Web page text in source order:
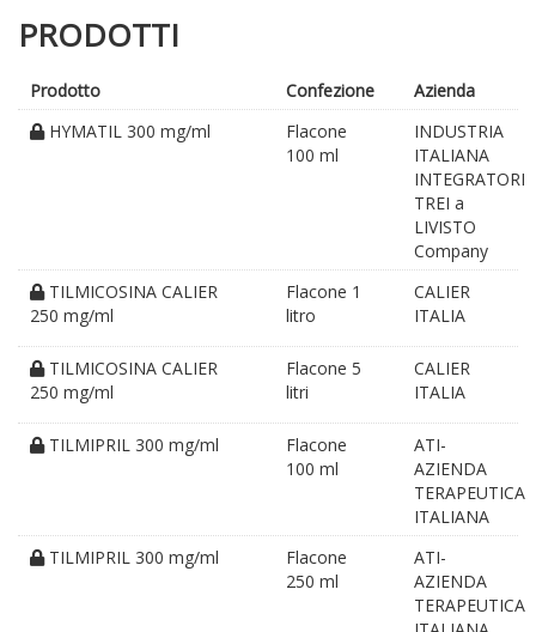
PRODOTTI
Prodotto Confezione
Azienda
HYMATIL 300 mg/ml
Flacone
100 ml
INDUSTRIA
ITALIANA
INTEGRATORI
TREI a
LIVISTO
Company
TILMICOSINA CALIER
250 mg/ml
Flacone 1
litro
CALIER
ITALIA
TILMICOSINA CALIER
250 mg/ml
Flacone 5
litri
CALIER
ITALIA
TILMIPRIL 300 mg/ml
Flacone
100 ml
ATI-
AZIENDA
TERAPEUTICA
ITALIANA
TILMIPRIL 300 mg/ml
Flacone
250 ml
ATI-
AZIENDA
TERAPEUTICA